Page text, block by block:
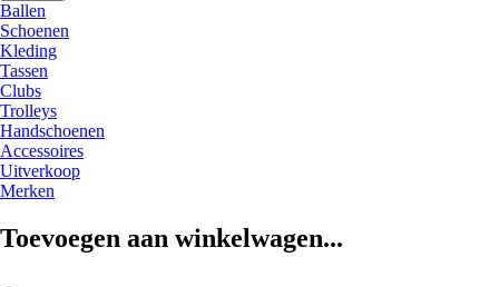
Ballen
Schoenen
Kleding
Tassen
Clubs
Trolleys
Handschoenen
Accessoires
Uitverkoop
Merken
Toevoegen aan winkelwagen...